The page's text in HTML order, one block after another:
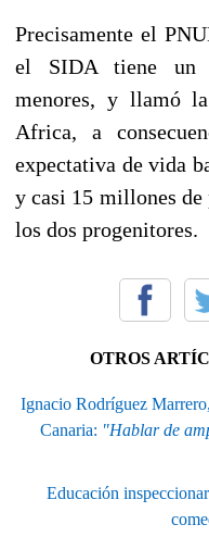
Precisamente el
el SIDA tiene un
menores, y llamó
Africa, a
expectativa de vida
y casi 15 millones de
los dos progenitores.
OTROS
Ignacio Rodríguez
Canaria: "Hablar de
Educación